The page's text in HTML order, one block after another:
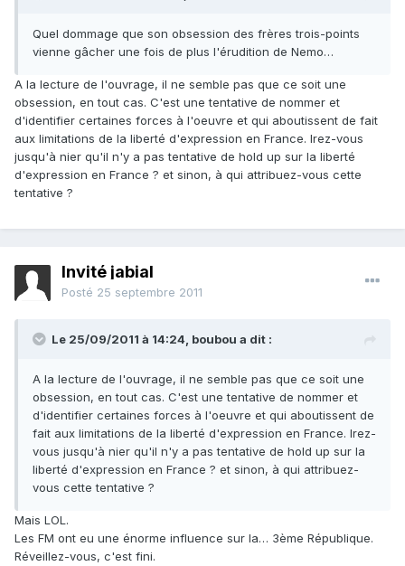
Quel dommage que son obsession des frères trois-points
vienne gâcher une fois de plus l'érudition de Nemo…
A la lecture de l'ouvrage, il ne semble pas que ce soit une
obsession, en tout cas. C'est une tentative de nommer et
d'identifier certaines forces à l'oeuvre et qui aboutissent de fait
aux limitations de la liberté d'expression en France. Irez-vous
jusqu'à nier qu'il n'y a pas tentative de hold up sur la liberté
d'expression en France ? et sinon, à qui attribuez-vous cette
tentative ?
Invité jabial
Posté 25 septembre 2011
Le 25/09/2011 à 14:24, boubou a dit :
A la lecture de l'ouvrage, il ne semble pas que ce soit une
obsession, en tout cas. C'est une tentative de nommer et
d'identifier certaines forces à l'oeuvre et qui aboutissent de
fait aux limitations de la liberté d'expression en France. Irez-
vous jusqu'à nier qu'il n'y a pas tentative de hold up sur la
liberté d'expression en France ? et sinon, à qui attribuez-
vous cette tentative ?
Mais LOL.
Les FM ont eu une énorme influence sur la… 3ème République.
Réveillez-vous, c'est fini.